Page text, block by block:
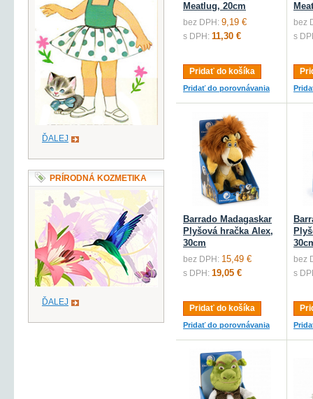
Meatlug, 20cm
bez DPH: 9,19 €
s DPH: 11,30 €
Pridať do košíka
Pridať do porovnávania
bez
s
Barrado Madagaskar
Plyšová hračka Alex,
30cm
bez DPH: 15,49 €
s DPH: 19,05 €
Pridať do košíka
Pridať do porovnávania
bez
s
ĎALEJ
PRÍRODNÁ KOZMETIKA
ĎALEJ